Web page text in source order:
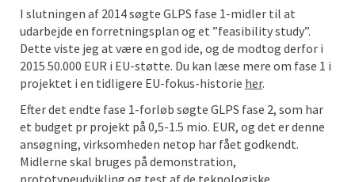
I slutningen af 2014 søgte GLPS fase 1-midler til at
udarbejde en forretningsplan og et ”feasibility study”.
Dette viste jeg at være en god ide, og de modtog derfor i
2015 50.000 EUR i EU-støtte. Du kan læse mere om fase 1 i
projektet i en tidligere EU-fokus-historie her.
Efter det endte fase 1-forløb søgte GLPS fase 2, som har
et budget pr projekt på 0,5-1.5 mio. EUR, og det er denne
ansøgning, virksomheden netop har fået godkendt.
Midlerne skal bruges på demonstration,
prototypeudvikling og test af de teknologiske